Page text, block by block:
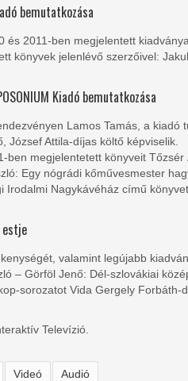
bemutatkozása
és 2011-ben megjelentett
könyvek jelenlévő szerzőivel:
Kiadó bemutatkozása
Lamos Tamás, a
József Attila-díjas költő képviselik.
ben megjelentetett könyveit Tőzsér
Egy nógrádi kőművesmester
Irodalmi Nagykávéház című
estje
valamint legújabb
– Görföl Jenő: Dél-szlovákiai
sorozatot Vida Gergely Forbáth-
Televízió.
Videó Audió